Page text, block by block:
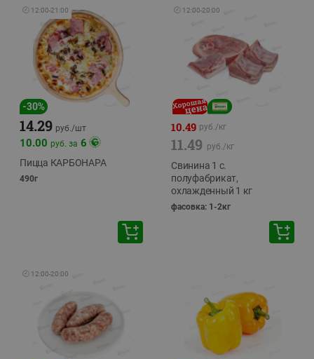
🕘 12:00-21:00
-30%
14.29 руб./шт
10.00 руб. за 6
Пицца КАРБОНАРА
490г
🕘 12:00-20:00
10.49 руб./кг
11.49 руб./кг
Свинина 1 с.
полуфабрикат,
охлажденный 1 кг
фасовка: 1-2кг
🕘 12:00-20:00